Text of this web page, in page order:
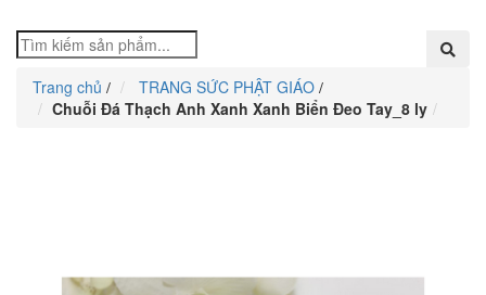
Trang chủ / TRANG SỨC PHẬT GIÁO /
Chuỗi Đá Thạch Anh Xanh Xanh Biển Đeo Tay_8 ly